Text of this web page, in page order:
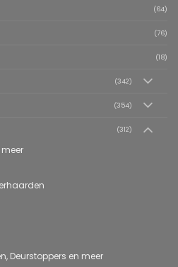
(64)
(76)
(18)
(342)
(354)
(312)
Deurstoppers en meer